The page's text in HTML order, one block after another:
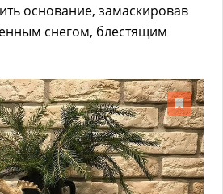
основание, замаскировав
снегом, блестящим